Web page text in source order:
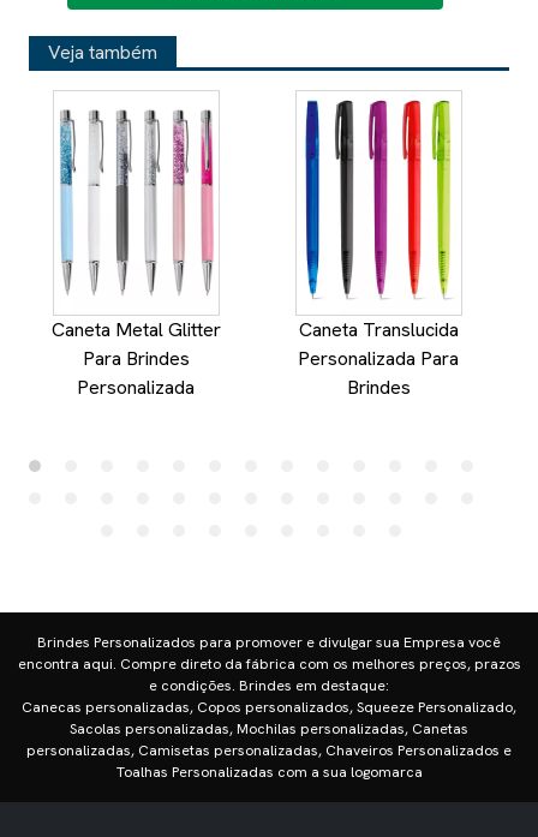
Veja também
Caneta Metal Glitter
Para Brindes
Personalizada
Caneta Translucida
Personalizada Para
Brindes
Brindes Personalizados para promover e divulgar sua Empresa você
encontra aqui. Compre direto da fábrica com os melhores preços, prazos
e condições. Brindes em destaque:
Canecas personalizadas, Copos personalizados, Squeeze Personalizado,
Sacolas personalizadas, Mochilas personalizadas, Canetas
personalizadas, Camisetas personalizadas, Chaveiros Personalizados e
Toalhas Personalizadas com a sua logomarca